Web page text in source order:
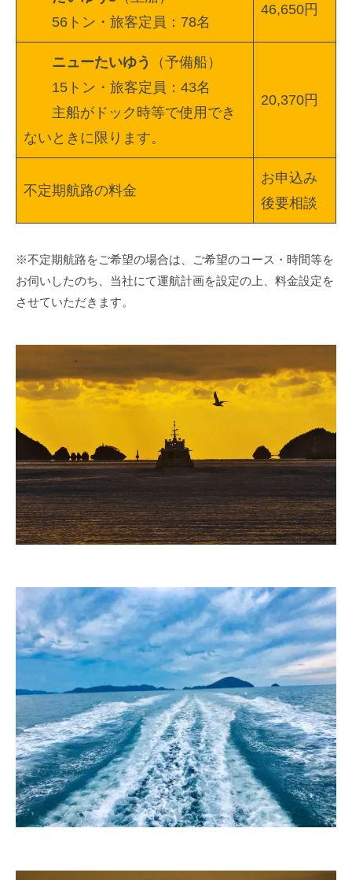
56トン・旅客定員：78名
46,650円
ニューたいゆう
（予備船）
15トン・旅客定員：43名
主船がドック時等で使用でき
ないときに限ります。
20,370円
不定期航路の料金
お申込み
後要相談
※不定期航路をご希望の場合は、ご希望のコース・時間等を
お伺いしたのち、当社にて運航計画を設定の上、料金設定を
させていただきます。